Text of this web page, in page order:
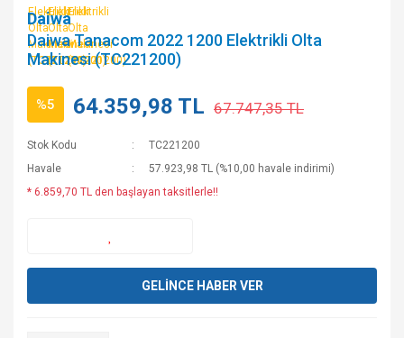
Daiwa
Daiwa Tanacom 2022 1200 Elektrikli Olta
Makinesi (TC221200)
%5 64.359,98 TL 67.747,35 TL
Stok Kodu
TC221200
Havale
57.923,98 TL (%10,00 havale indirimi)
* 6.859,70 TL den başlayan taksitlerle!!
GELİNCE HABER VER